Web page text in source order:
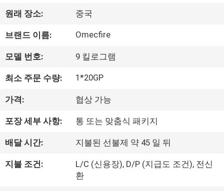
품
동
영
우
리
에
원래 장소: 중국
브랜드 이름: Omecfire
모델 번호: 9 킬로그램
최소 주문 수량: 1*20GP
가격: 협상 가능
포장 세부 사항: 통 또는 맞춤식 패키지
배달 시간: 지불된 선불제 약 45 일 뒤
지불 조건:
L/C (신용장), D/P (지급도 조건), 전신
환